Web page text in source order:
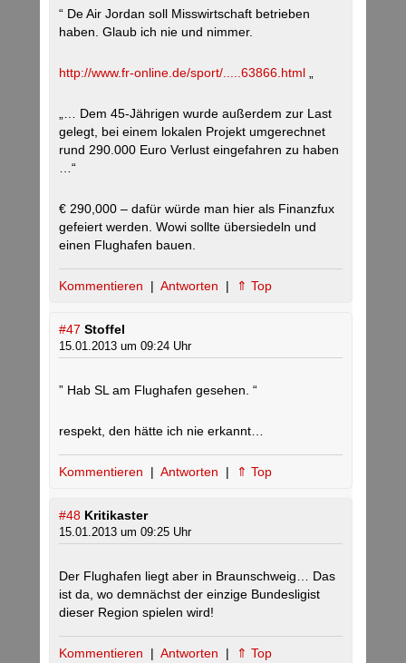
“ De Air Jordan soll Misswirtschaft betrieben
haben. Glaub ich nie und nimmer.
http://www.fr-online.de/sport/.....63866.html
„… Dem 45-Jährigen wurde außerdem zur Last
gelegt, bei einem lokalen Projekt umgerechnet
rund 290.000 Euro Verlust eingefahren zu haben
…“
€ 290,000 – dafür würde man hier als Finanzfux
gefeiert werden. Wowi sollte übersiedeln und
einen Flughafen bauen.
Kommentieren | Antworten | ⇑ Top
#47 Stoffel
15.01.2013 um 09:24 Uhr
” Hab SL am Flughafen gesehen. “
respekt, den hätte ich nie erkannt…
Kommentieren | Antworten | ⇑ Top
#48 Kritikaster
15.01.2013 um 09:25 Uhr
Der Flughafen liegt aber in Braunschweig… Das
ist da, wo demnächst der einzige Bundesligist
dieser Region spielen wird!
Kommentieren | Antworten | ⇑ Top